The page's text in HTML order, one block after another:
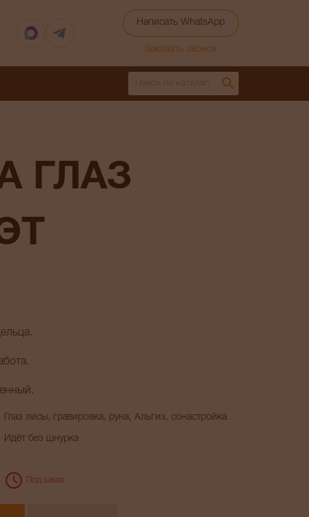
Написать WhatsApp
Заказать звонок
Глаз лисы, гравировка, руна, Альгиз, сонастройка
Идёт без шнурка
Под заказ